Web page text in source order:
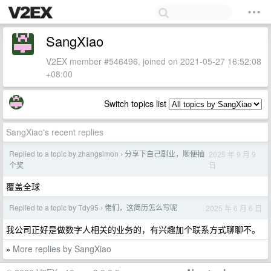
SangXiao
V2EX member #546496, joined on 2021-05-27 16:52:08
+08:00
Switch topics list
SangXiao's recent replies
Replied to a topic by zhangsimon › 分享下自己副业，顺便抽
个奖
2025 年 9 月 9
日
覆盖全球
Replied to a topic by Tdy95 › 佬们，这简历怎么写呢 2025 年 6 月 6 日
我公司正好是做数字人相关的业务的，有兴趣加个联系方式聊聊不。
» More replies by SangXiao